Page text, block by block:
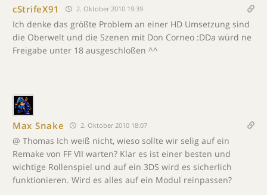
cStrifeX91 2. Oktober 2010 19:39
Ich denke das größte Problem an einer HD Umsetzung sind
die Oberwelt und die Szenen mit Don Corneo :DDa würd ne
Freigabe unter 18 ausgeschloßen ^^
Max Snake 2. Oktober 2010 18:07
@ Thomas Ich weiß nicht, wieso sollte wir selig auf ein
Remake von FF VII warten? Klar es ist einer besten und
wichtige Rollenspiel und auf ein 3DS wird es sicherlich
funktionieren. Wird es alles auf ein Modul reinpassen?